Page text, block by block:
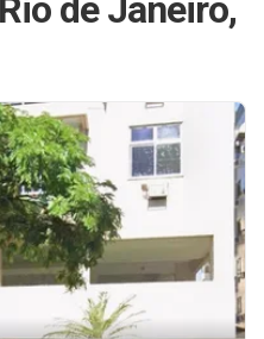
de Janeiro,